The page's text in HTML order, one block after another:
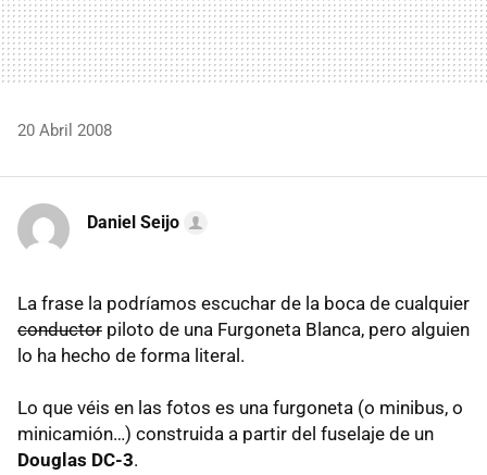
20 Abril 2008
Daniel Seijo
La frase la podríamos escuchar de la boca de cualquier
conductor piloto de una Furgoneta Blanca, pero alguien
lo ha hecho de forma literal.
Lo que véis en las fotos es una furgoneta (o minibus, o
minicamión…) construida a partir del fuselaje de un
Douglas DC-3.